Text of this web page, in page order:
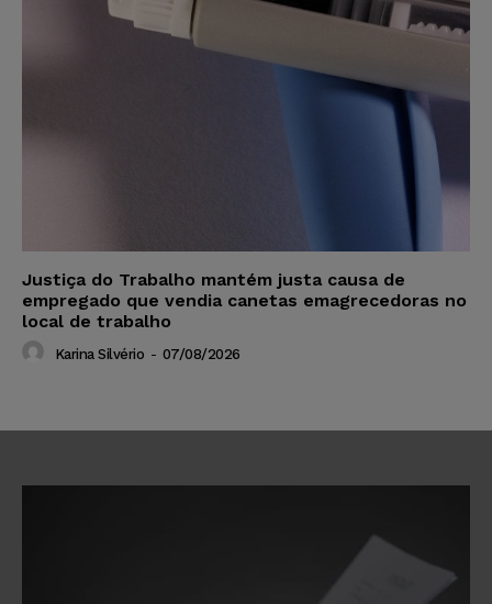
Justiça do Trabalho mantém justa causa de
empregado que vendia canetas emagrecedoras no
local de trabalho
Karina Silvério - 07/08/2026